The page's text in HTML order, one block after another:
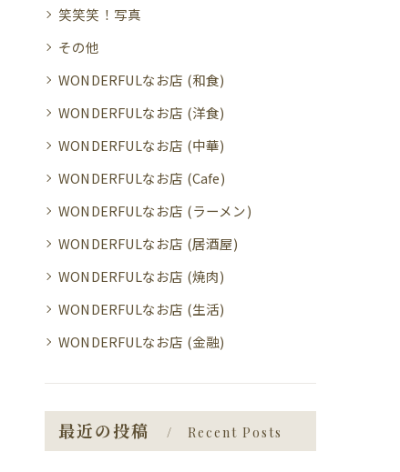
笑笑笑！写真
その他
WONDERFULなお店 (和食)
WONDERFULなお店 (洋食)
WONDERFULなお店 (中華)
WONDERFULなお店 (Cafe)
WONDERFULなお店 (ラーメン)
WONDERFULなお店 (居酒屋)
WONDERFULなお店 (焼肉)
WONDERFULなお店 (生活)
WONDERFULなお店 (金融)
最近の投稿 Recent Posts